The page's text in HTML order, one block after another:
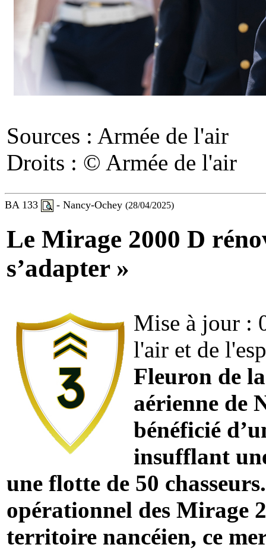
Sources : Armée de l'air
Droits : © Armée de l'air
BA 133 - Nancy-Ochey (28/04/2025)
Le Mirage 2000 D
s’adapter »
Mise à jour :
l'air et de
Fleuron de la
aérienne de
bénéficié
insufflant
une flotte de 50
opérationnel des Mirage
territoire nancéien, ce